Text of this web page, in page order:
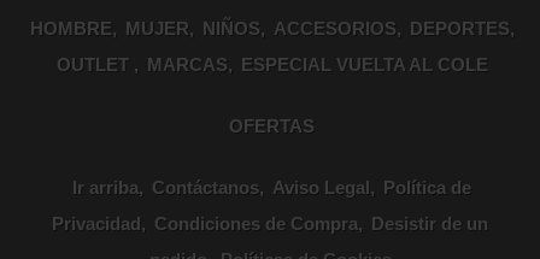
HOMBRE MUJER NIÑOS ACCESORIOS
DEPORTES
OUTLET
MARCAS ESPECIAL VUELTA AL COLE
OFERTAS
Ir arriba Contáctanos Aviso Legal
Política de
Privacidad
Condiciones de Compra
Desistir de un